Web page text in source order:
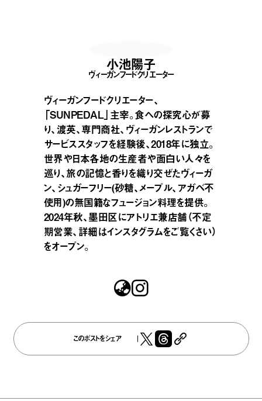
小池陽子
ヴィーガンフードクリエーター
ヴィーガンフードクリエーター、
「SUNPEDAL」主宰。食への探究心が募
り、渡英、専門商社、ヴィーガンレストランで
サービススタッフを経験後、2018年に独立。
世界や日本各地の生産者や面白い人々を
巡り、旅の記憶と香りを織り交ぜたヴィーガ
ン、シュガーフリー(砂糖、メープル、アガベ不
使用)の無国籍なフュージョン料理を提供。
2024年秋、墨田区にアトリエ兼店舗（不定
期営業、詳細はインスタグラムをご覧くさい）
をオープン。
このポストをシェア